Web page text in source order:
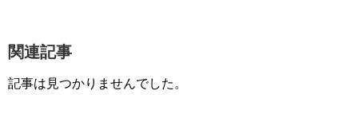
関連記事
記事は見つかりませんでした。